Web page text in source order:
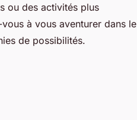
ou des activités plus
à vous aventurer dans le
de possibilités.